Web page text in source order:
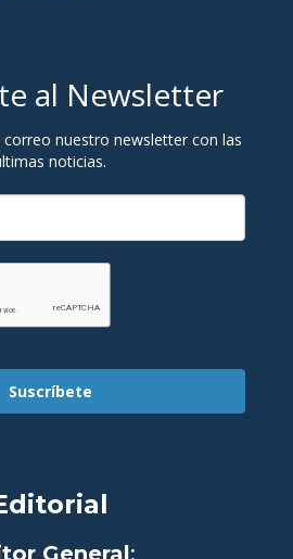
al Newsletter
correo nuestro newsletter con las
noticias.
Suscríbete
General: